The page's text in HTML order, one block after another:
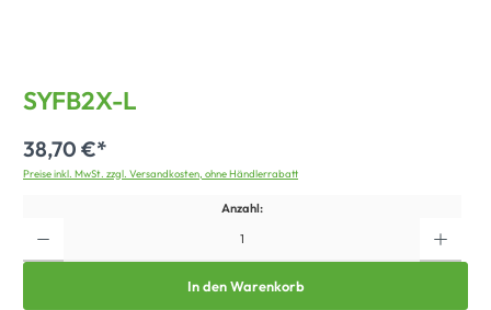
SYFB2X-L
38,70 €*
Preise inkl. MwSt. zzgl. Versandkosten, ohne Händlerrabatt
Anzahl:
In den Warenkorb